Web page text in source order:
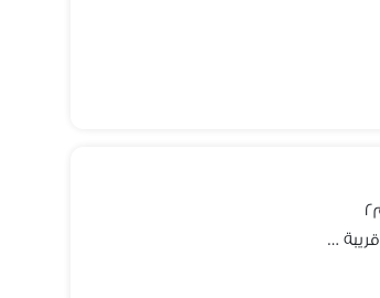
توين هاوس مفروشة بالكامل للايجار بكمبوند ريفير واك قريبة من الواتر واي التجمع الأول بالقاهرة الجديدة